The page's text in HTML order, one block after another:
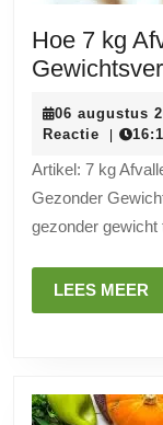
Hoe 7 kg
06 augustus
Reactie
|
Artikel: 7 kg
Gezonder
gezonder gewicht
LEES MEER